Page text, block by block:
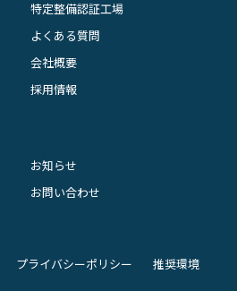
特定整備認証工場
よくある質問
会社概要
採用情報
お知らせ
お問い合わせ
プライバシーポリシー 推奨環境